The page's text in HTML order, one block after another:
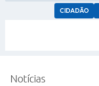
CIDADÃO
Notícias